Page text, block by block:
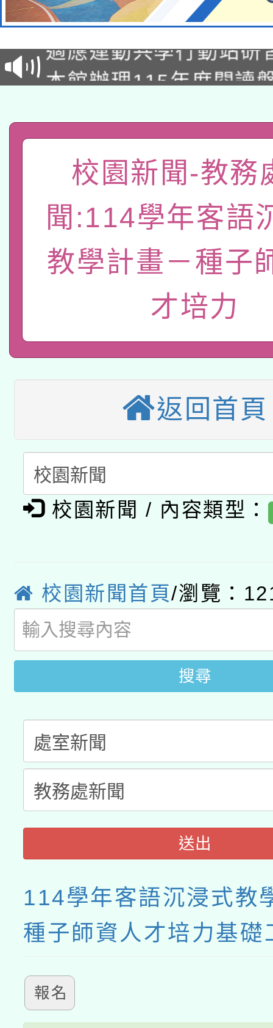
本校115學年度第2次
招甄選結果公告(無人
招)
本館辦理115年度閱讀
礎課程
A3數位素養講師名單
「數位內容與教學軟
薪期間赴陸應申請許可
轉知經濟部水利署委託
業技術研究院辦理「
用水績優單位及節水達
115年8月22日(星期六
桃園市孔廟祈福系列
開 智慧啟航」
本校115學年度第2次
招)
適應運動共學行動站研
本館辦理115年度閱讀
暨閱讀推動專業研習
科技賦能─人工智慧
礎課程
A3數位素養講師名單
「數位內容與教學軟體
pilot」
有關大陸委員會函釋公
轉知經濟部水利署委託
用水績優單位及節水達
動」
桃園市孔廟祈福系列
開 智慧啟航」
2026年桃園地景藝術
校園新聞-教務
聞:114學年客語
教學計畫－種子
才培力
返回首頁
校園新聞 / 內容類型：
校園新聞首頁/瀏覽：
搜尋
送出
114學年客語沉浸式教
種子師資人才培力基礎
報名